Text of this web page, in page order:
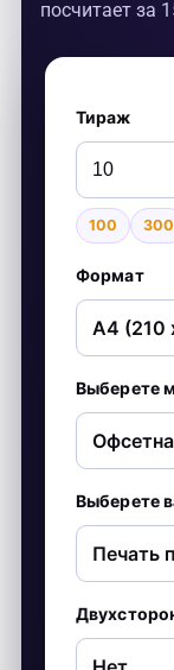
посчитает за
Тираж
100 300
Формат
Выберете
Выберете